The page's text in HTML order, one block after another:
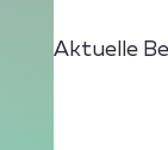
Aktuelle